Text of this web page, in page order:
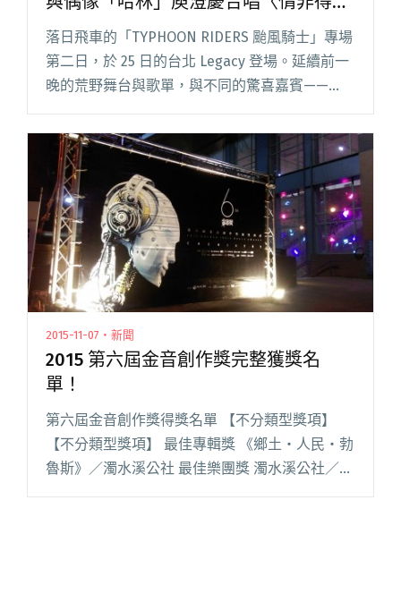
已〉
落日飛車的「TYPHOON RIDERS 颱風騎士」專場
第二日，於 25 日的台北 Legacy 登場。延續前一
晚的荒野舞台與歌單，與不同的驚喜嘉賓——
及〈I Know You Know I Lov閱讀全文 "落日飛車
「颱風騎士」專場第二日 國國與偶像「哈林」庾
澄慶合唱〈情非得已〉"
2015-11-07・新聞
2015 第六屆金音創作獎完整獲獎名
單！
第六屆金音創作獎得獎名單 【不分類型獎項】
【不分類型獎項】 最佳專輯獎 《鄉土‧人民‧勃
魯斯》／濁水溪公社 最佳樂團獎 濁水溪公社／
《鄉土‧人民‧勃魯斯》 最佳創作歌手獎 偺荖．